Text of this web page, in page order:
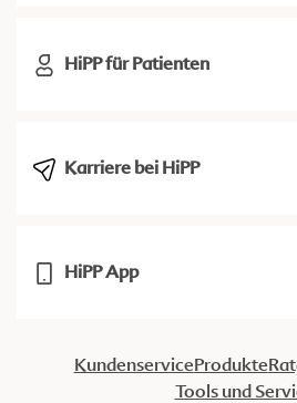
HiPP für Patienten
Karriere bei HiPP
HiPP App
KundenserviceProdukte
Tools und